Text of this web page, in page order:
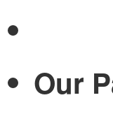
Our